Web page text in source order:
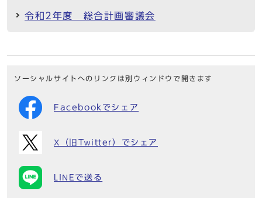
令和2年度 総合計画審議会
ソーシャルサイトへのリンクは別ウィンドウで開きます
Facebookでシェア
X（旧Twitter）でシェア
LINEで送る